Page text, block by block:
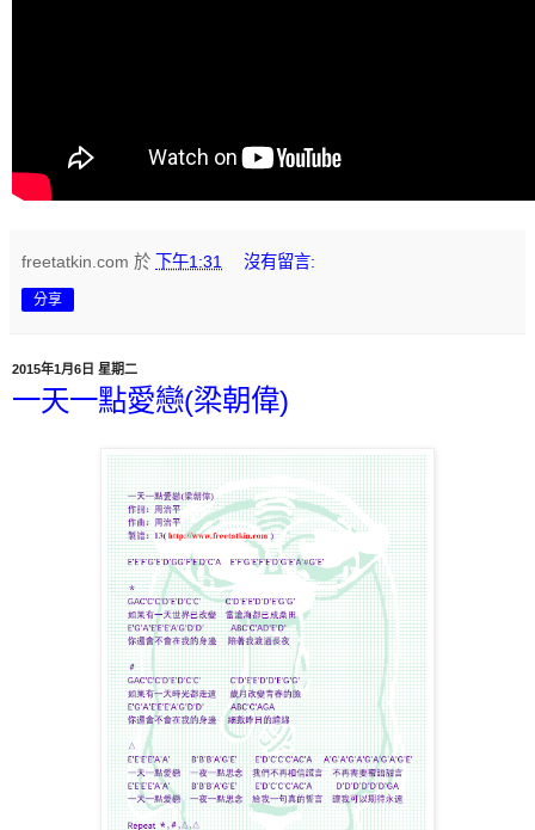
freetatkin.com 於 下午1:31 沒有留言:
分享
2015年1月6日 星期二
一天一點愛戀(梁朝偉)